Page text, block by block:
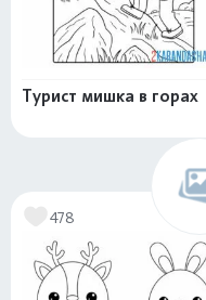
Турист мишка в горах
478